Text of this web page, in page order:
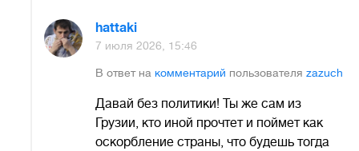
hattaki
7 июля 2026, 15:46
В ответ на комментарий пользователя zazuch
Давай без политики! Ты же сам из
Грузии, кто иной прочтет и поймет как
оскорбление страны, что будешь тогда